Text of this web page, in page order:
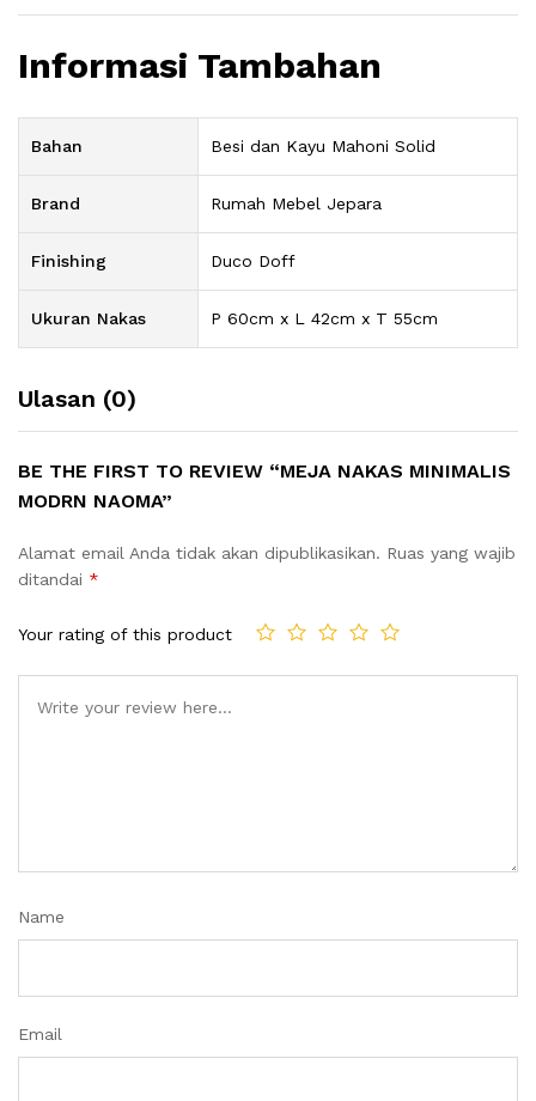
Informasi Tambahan
Bahan Besi dan Kayu Mahoni Solid
Brand Rumah Mebel Jepara
Finishing Duco Doff
Ukuran Nakas P 60cm x L 42cm x T 55cm
Ulasan (0)
BE THE FIRST TO REVIEW “MEJA NAKAS MINIMALIS
MODRN NAOMA”
Alamat email Anda tidak akan dipublikasikan. Ruas yang wajib
ditandai *
Your rating of this product
Name
Email